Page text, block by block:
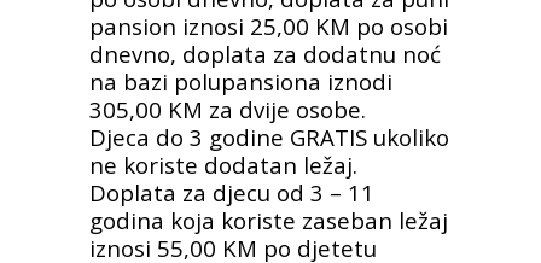
pansion iznosi 25,00 KM po osobi
dnevno, doplata za dodatnu noć
na bazi polupansiona iznodi
305,00 KM za dvije osobe.
Djeca do 3 godine GRATIS ukoliko
ne koriste dodatan ležaj.
Doplata za djecu od 3 – 11
godina koja koriste zaseban ležaj
iznosi 55,00 KM po djetetu